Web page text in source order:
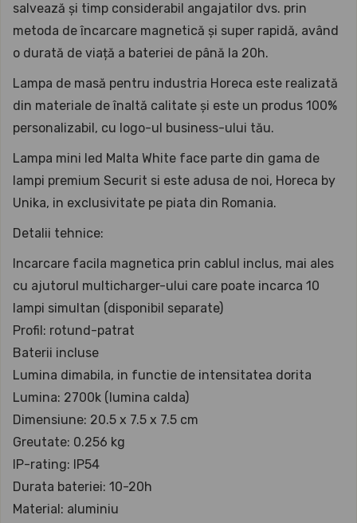
salvează și timp considerabil angajatilor dvs. prin
metoda de încarcare magnetică și super rapidă, având
o durată de viață a bateriei de până la 20h.
Lampa de masă pentru industria Horeca este realizată
din materiale de înaltă calitate și este un produs 100%
personalizabil, cu logo-ul business-ului tău.
Lampa mini led Malta White face parte din gama de
lampi premium Securit si este adusa de noi, Horeca by
Unika, in exclusivitate pe piata din Romania.
Detalii tehnice:
Incarcare facila magnetica prin cablul inclus, mai ales
cu ajutorul multicharger-ului care poate incarca 10
lampi simultan (disponibil separate)
Profil: rotund-patrat
Baterii incluse
Lumina dimabila, in functie de intensitatea dorita
Lumina: 2700k (lumina calda)
Dimensiune: 20.5 x 7.5 x 7.5 cm
Greutate: 0.256 kg
IP-rating: IP54
Durata bateriei: 10-20h
Material: aluminiu